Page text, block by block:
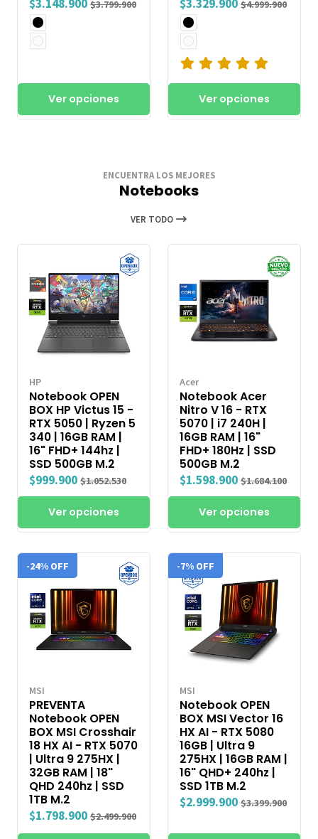
$3.148.900 $3.799.900
Ver opciones
$3.329.900 $4.999.900
Ver opciones
ENCUENTRA LOS MEJORES
Notebooks
VER TODO
HP
Notebook OPEN
BOX HP Victus 15 -
RTX 5050 | Ryzen 5
340 | 16GB RAM |
16" FHD+ 144hz |
SSD 500GB M.2
$999.900 $1.052.530
Ver opciones
Acer
Notebook Acer
Nitro V 16 - RTX
5070 | i7 240H |
16GB RAM | 16"
FHD+ 180Hz | SSD
500GB M.2
$1.598.900 $1.684.100
Ver opciones
-24% OFF
MSI
PREVENTA
Notebook OPEN
BOX MSI Crosshair
18 HX AI - RTX 5070
| Ultra 9 275HX |
32GB RAM | 18"
QHD 240hz | SSD
1TB M.2
$1.798.900 $2.499.900
-7% OFF
MSI
Notebook OPEN
BOX MSI Vector 16
HX AI - RTX 5080
16GB | Ultra 9
275HX | 16GB RAM |
16" QHD+ 240hz |
SSD 1TB M.2
$2.999.900 $3.399.900